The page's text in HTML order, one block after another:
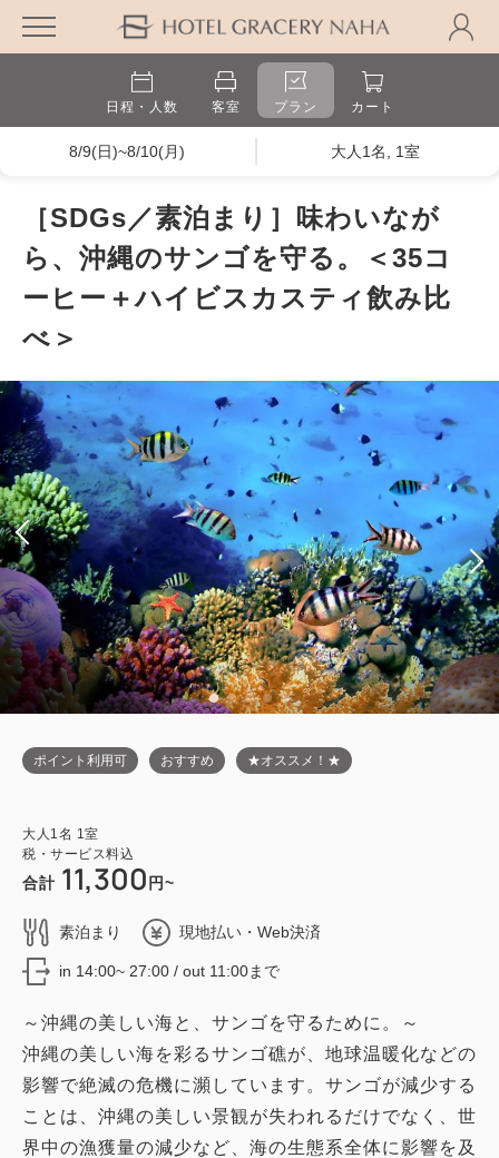
日程・人数 客室 プラン カート
8/9(日)~8/10(月) 大人1名, 1室
［SDGs／素泊まり］味わいなが
ら、沖縄のサンゴを守る。＜35コ
ーヒー＋ハイビスカスティ飲み比
べ＞
ポイント利用可 おすすめ ★オススメ！★
大人 1 名 1 室
税・サービス料込
合計 11,300 円~
素泊まり 現地払い・Web決済
in 14:00~ 27:00 / out 11:00まで
～沖縄の美しい海と、サンゴを守るために。～
沖縄の美しい海を彩るサンゴ礁が、地球温暖化などの
影響で絶滅の危機に瀕しています。サンゴが減少する
ことは、沖縄の美しい景観が失われるだけでなく、世
界中の漁獲量の減少など、海の生態系全体に影響を及